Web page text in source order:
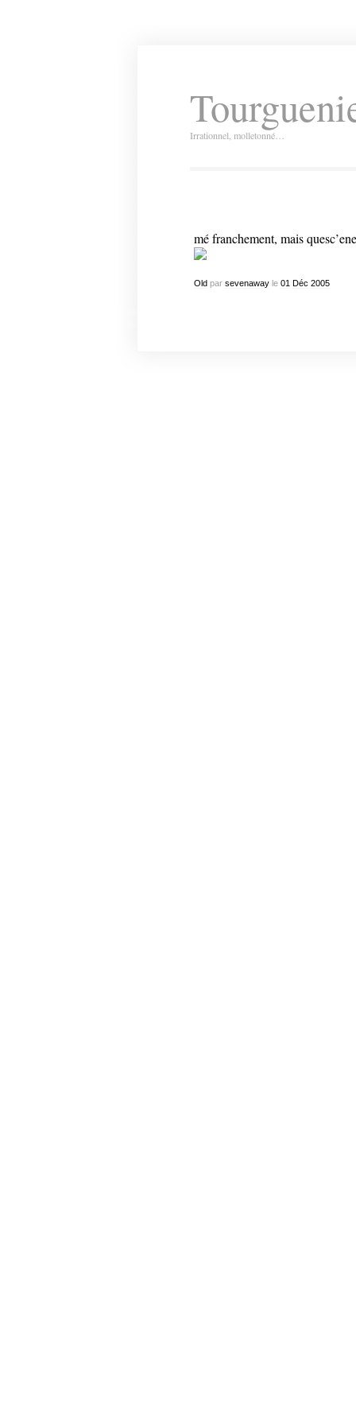
Irrationnel, molletonné…
mé franchement, mais
Oldpar sevenawayle 01 Déc 2005